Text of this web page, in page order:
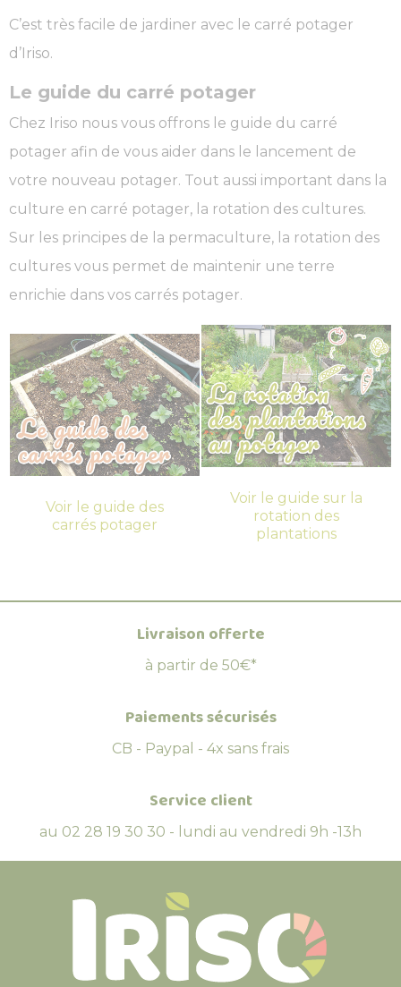
C’est très facile de jardiner avec le carré potager
d’Iriso.
Le guide du carré potager
Chez Iriso nous vous offrons le guide du carré
potager afin de vous aider dans le lancement de
votre nouveau potager. Tout aussi important dans la
culture en carré potager, la rotation des cultures.
Sur les principes de la permaculture, la rotation des
cultures vous permet de maintenir une terre
enrichie dans vos carrés potager.
Voir le guide des
carrés potager
Voir le guide sur la
rotation des
plantations
Livraison offerte
à partir de 50€*
Paiements sécurisés
CB - Paypal - 4x sans frais
Service client
au 02 28 19 30 30 - lundi au vendredi 9h -13h